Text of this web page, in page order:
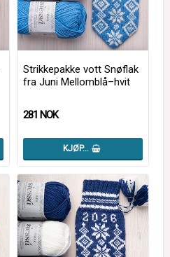
Strikkepakke vott Snøflak
fra Juni Mellomblå–hvit
281 NOK
KJØP…